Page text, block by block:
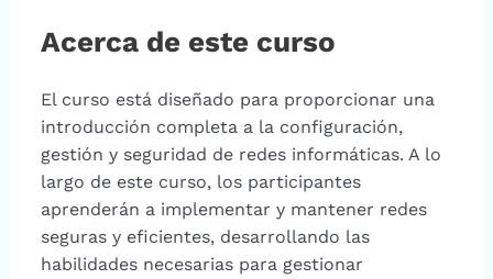
Acerca de este curso
El curso está diseñado para proporcionar una
introducción completa a la configuración,
gestión y seguridad de redes informáticas. A lo
largo de este curso, los participantes
aprenderán a implementar y mantener redes
seguras y eficientes, desarrollando las
habilidades necesarias para gestionar